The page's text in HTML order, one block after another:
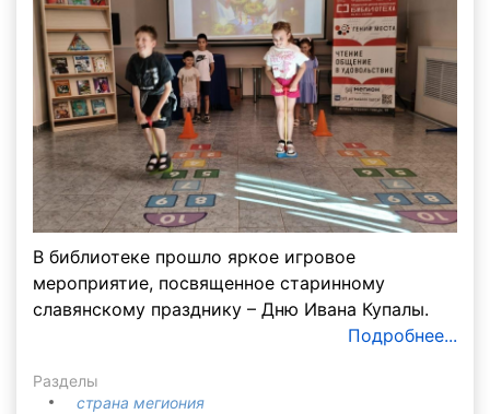
В библиотеке прошло яркое игровое
мероприятие, посвященное старинному
славянскому празднику – Дню Ивана Купалы.
Подробнее...
Разделы
страна мегиония